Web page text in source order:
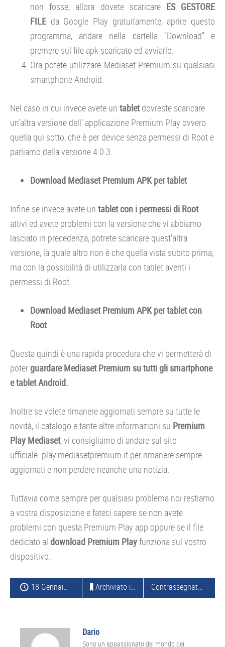
non fosse, allora dovete scaricare ES GESTORE
FILE da Google Play gratuitamente, aprire questo
programma, andare nella cartella “Download” e
premere sul file apk scaricato ed avviarlo.
Ora potete utilizzare Mediaset Premium su qualsiasi
smartphone Android.
Nel caso in cui invece avete un tabletdovreste scaricare
un’altra versione dell’ applicazione Premium Play ovvero
quella qui sotto, che è per device senza permessi di Root e
parliamo della versione 4.0.3.
Download Mediaset Premium APK per tablet
Infine se invece avete un tablet con i permessi di Root
attivi ed avete problemi con la versione che vi abbiamo
lasciato in precedenza, potrete scaricare quest’altra
versione, la quale altro non è che quella vista subito prima,
ma con la possibilità di utilizzarla con tablet aventi i
permessi di Root.
Download Mediaset Premium APK per tablet con
Root
Questa quindi è una rapida procedura che vi permetterà di
poter guardare Mediaset Premium su tutti gli smartphone
e tablet Android.
Inoltre se volete rimanere aggiornati sempre su tutte le
novità, il catalogo e tante altre informazioni su Premium
Play Mediaset, vi consigliamo di andare sul sito
ufficiale: play.mediasetpremium.it per rimanere sempre
aggiornati e non perdere neanche una notizia.
Tuttavia come sempre per qualsiasi problema noi restiamo
a vostra disposizione e fateci sapere se non avete
problemi con questa Premium Play app oppure se il file
dedicato al download Premium Playfunziona sul vostro
dispositivo.
18 Gennaio 2016 Archiviato in: APPLICAZIONI Contrassegnato con:
Dario
Sono un appassionato del mondo dei